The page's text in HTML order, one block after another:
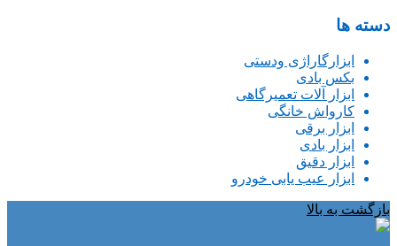
دسته ها
ابزارگاراژی ودستی
بکس بادی
ابزار آلات تعمیرگاهی
کارواش خانگی
ابزار برقی
ابزار بادی
ابزار دقیق
ابزار عیب یابی خودرو
بازگشت به بالا